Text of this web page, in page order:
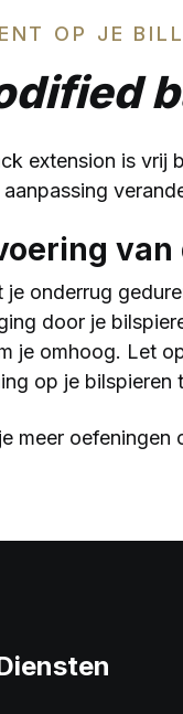
OP JE
extension is vrij
aanpassing
van
je onderrug
door je
je omhoog. Let
op je bilspieren
meer oefeningen